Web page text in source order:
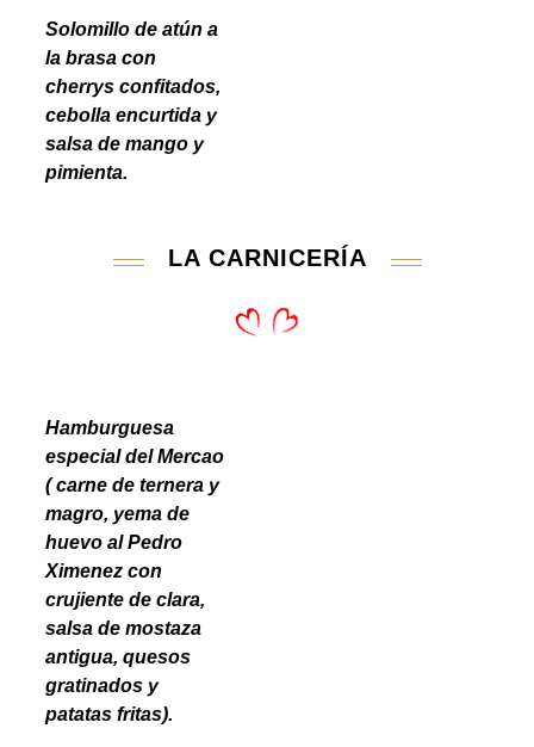
Solomillo de atún a
la brasa con
cherrys confitados,
cebolla encurtida y
salsa de mango y
pimienta.
LA CARNICERÍA
Hamburguesa
especial del Mercao
( carne de ternera y
magro, yema de
huevo al Pedro
Ximenez con
crujiente de clara,
salsa de mostaza
antigua, quesos
gratinados y
patatas fritas).